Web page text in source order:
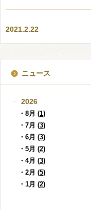
2021.2.22
ニュース
2026
・8月 (1)
・7月 (3)
・6月 (3)
・5月 (2)
・4月 (3)
・2月 (5)
・1月 (2)